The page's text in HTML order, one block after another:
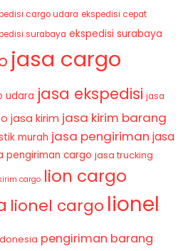
cargo udara ekspedisi cepat
surabaya ekspedisi surabaya
jasa cargo
udara jasa ekspedisi jasa
jasa kirim jasa kirim barang
murah jasa pengiriman jasa
pengiriman cargo jasa trucking
cargo lion cargo
lionel cargo lionel
pengiriman barang